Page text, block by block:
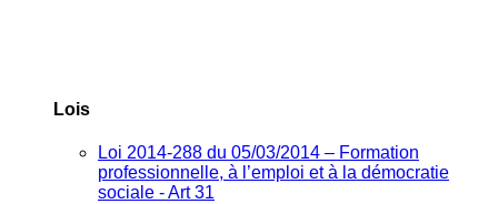
Lois
Loi 2014-288 du 05/03/2014 – Formation
professionnelle, à l’emploi et à la démocratie
sociale - Art 31